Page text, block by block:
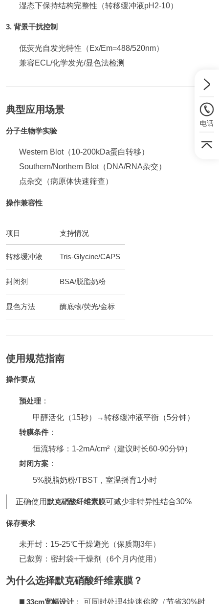
湿态下保持结构完整性（转移缓冲液pH2-10）
3. 背景干扰控制
低荧光自发光特性（Ex/Em=488/520nm）
兼容ECL/化学发光/显色法检测
典型应用场景
分子生物学实验
Western Blot（10-200kDa蛋白转移）
Southern/Northern Blot（DNA/RNA杂交）
点杂交（病原体快速筛查）
操作兼容性
项目 支持情况
转移缓冲液 Tris-Glycine/CAPS
封闭剂 BSA/脱脂奶粉
显色方法 酶底物/荧光/金标
使用规范指南
操作要点
预处理 ：
甲醇活化（15秒）→转移缓冲液平衡（5分钟）
转膜条件 ：
恒流转移：1-2mA/cm²（建议时长60-90分钟）
封闭方案 ：
5%脱脂奶粉/TBST，室温摇育1小时
正确使用默克硝酸纤维素膜可减少非特异性结合30%
保存要求
未开封：15-25℃干燥避光（保质期3年）
已裁剪：密封袋+干燥剂（6个月内使用）
为什么选择默克硝酸纤维素膜？
◼️33cm宽幅设计： 可同时处理4块迷你胶（节省30%时
电话